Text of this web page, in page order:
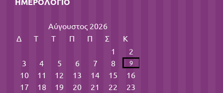
Αύγουστος 2026
Δ
Τ Τ Π Π Σ
Κ
1
2
3
4 5 6 7 8 9
10 11 12 13 14 15
16
17
18 19 20 21 22
23